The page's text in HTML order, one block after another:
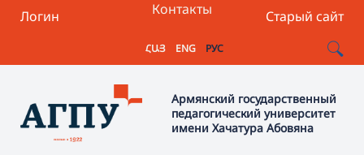
Логин Старый сайт
Контакты
ՀԱՅ ENG РУС
Армянский государственный
педагогический университет
имени Хачатура Абовяна